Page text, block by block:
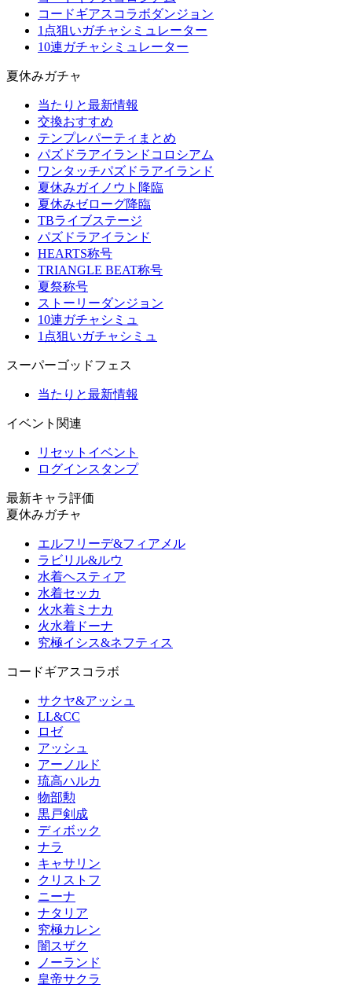
コードギアスコラボダンジョン
1点狙いガチャシミュレーター
10連ガチャシミュレーター
夏休みガチャ
当たりと最新情報
交換おすすめ
テンプレパーティまとめ
パズドラアイランドコロシアム
ワンタッチパズドラアイランド
夏休みガイノウト降臨
夏休みゼローグ降臨
TBライブステージ
パズドラアイランド
HEARTS称号
TRIANGLE BEAT称号
夏祭称号
ストーリーダンジョン
10連ガチャシミュ
1点狙いガチャシミュ
スーパーゴッドフェス
当たりと最新情報
イベント関連
リセットイベント
ログインスタンプ
最新キャラ評価
夏休みガチャ
エルフリーデ&フィアメル
ラビリル&ルウ
水着ヘスティア
水着セッカ
火水着ミナカ
火水着ドーナ
究極イシス&ネフティス
コードギアスコラボ
サクヤ&アッシュ
LL&CC
ロゼ
アッシュ
アーノルド
琉高ハルカ
物部勲
黒戸剣成
ディボック
ナラ
キャサリン
クリストフ
ニーナ
ナタリア
究極カレン
闇スザク
ノーランド
皇帝サクラ